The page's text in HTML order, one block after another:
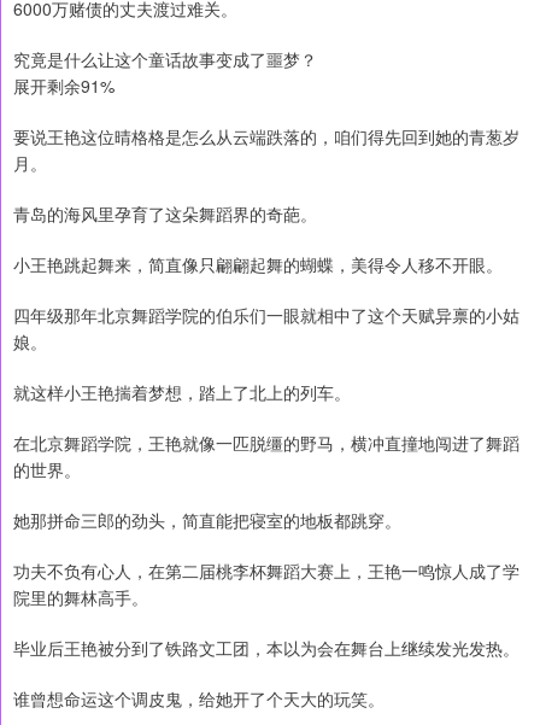
6000万赌债的丈夫渡过难关。
究竟是什么让这个童话故事变成了噩梦？
展开剩余91%
要说王艳这位晴格格是怎么从云端跌落的，咱们得先回到她的青葱岁
月。
青岛的海风里孕育了这朵舞蹈界的奇葩。
小王艳跳起舞来，简直像只翩翩起舞的蝴蝶，美得令人移不开眼。
四年级那年北京舞蹈学院的伯乐们一眼就相中了这个天赋异禀的小姑
娘。
就这样小王艳揣着梦想，踏上了北上的列车。
在北京舞蹈学院，王艳就像一匹脱缰的野马，横冲直撞地闯进了舞蹈
的世界。
她那拼命三郎的劲头，简直能把寝室的地板都跳穿。
功夫不负有心人，在第二届桃李杯舞蹈大赛上，王艳一鸣惊人成了学
院里的舞林高手。
毕业后王艳被分到了铁路文工团，本以为会在舞台上继续发光发热。
谁曾想命运这个调皮鬼，给她开了个天大的玩笑。